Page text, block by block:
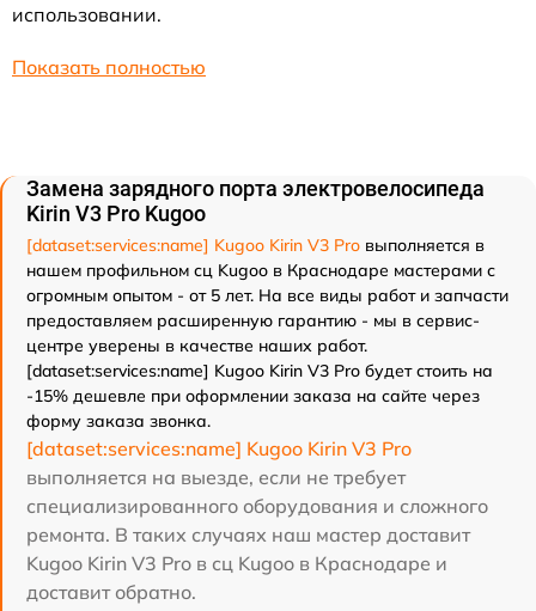
использовании.
Показать полностью
Замена зарядного порта электровелосипеда
Kirin V3 Pro Kugoo
[dataset:services:name] Kugoo Kirin V3 Pro выполняется в
нашем профильном сц Kugoo в Краснодаре мастерами с
огромным опытом - от 5 лет. На все виды работ и запчасти
предоставляем расширенную гарантию - мы в сервис-
центре уверены в качестве наших работ.
[dataset:services:name] Kugoo Kirin V3 Pro будет стоить на
-15% дешевле при оформлении заказа на сайте через
форму заказа звонка.
[dataset:services:name] Kugoo Kirin V3 Pro
выполняется на выезде, если не требует
специализированного оборудования и сложного
ремонта. В таких случаях наш мастер доставит
Kugoo Kirin V3 Pro в сц Kugoo в Краснодаре и
доставит обратно.